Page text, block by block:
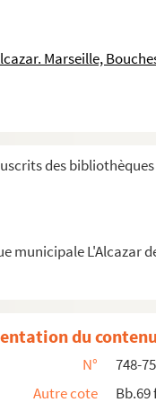
Marseille,
des
municipale L'Alcazar
spectator magni
theologia naturalis
praeceptorem
prima [secunda et
du contenu
N°
748-
Autre cote
Bb.69